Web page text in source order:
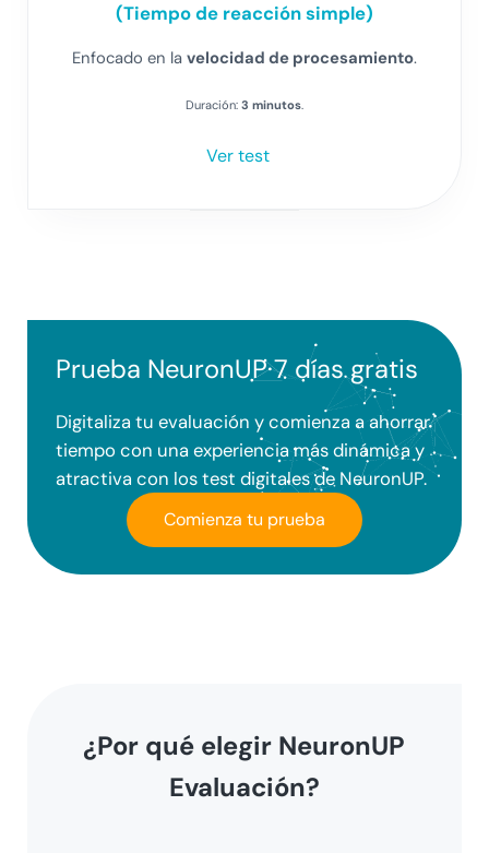
(Tiempo de reacción simple)
Enfocado en la velocidad de procesamiento.
Duración: 3 minutos.
Ver test
Prueba NeuronUP 7 días gratis
Digitaliza tu evaluación y comienza a ahorrar
tiempo con una experiencia más dinámica y
atractiva con los test digitales de NeuronUP.
Comienza tu prueba
¿Por qué elegir NeuronUP
Evaluación?